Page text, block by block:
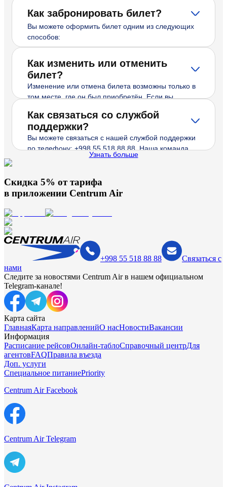
Как забронировать билет?
Вы можете оформить билет одним из следующих
способов:
через службу поддержки по телефону;
через официальных партнеров и агентства.
Перед покупкой билета обязательно
выберите нужную дату, маршрут и класс
обслуживания, затем следуйте пошаговой
инструкции для завершения бронирования.
Как изменить или отменить
билет?
Изменение или отмена билета возможны только в
том месте, где он был приобретён. Если вы
изменения можно через личный кабинет или
обратившись в службу поддержки. Условия
возврата и изменений зависят от выбранного
тарифа.
Как связаться со службой
поддержки?
Вы можете связаться с нашей службой поддержки
по телефону: +998 55 518 88 88. Наша команда
всегда готова помочь вам и ответить на любые
Узнать больше
Скидка 5% от тарифа
в приложении Centrum Air
+998 55 518 88 88
Связаться с
нами
Следите за новостями Centrum Air в нашем официальном
Telegram-канале!
Карта сайта
ГлавнаяКарта направленийО насНовостиВакансии
Информация
Расписание рейсовОнлайн-таблоСправочный центрДля
агентовFAQПравила въезда
Доп. услуги
Специальное питаниеPriority
Centrum Air Facebook
Centrum Air Telegram